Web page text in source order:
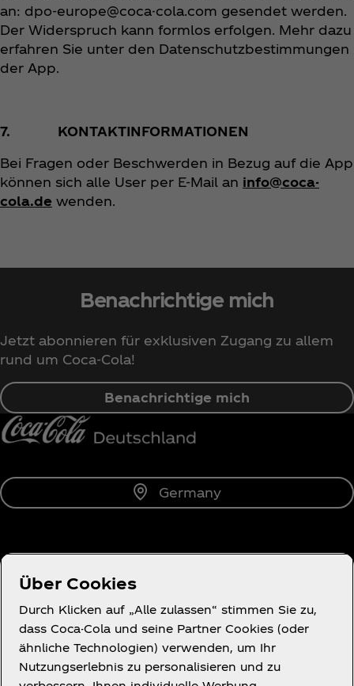
an: dpo-europe@coca-cola.com gesendet werden.
Der Widerspruch kann formlos erfolgen. Mehr dazu
erfahren Sie unter den Datenschutzbestimmungen
der App.
7. KONTAKTINFORMATIONEN
Bei Fragen oder Beschwerden in Bezug auf die App
können sich alle User per E-Mail an info@coca-
cola.de wenden.
Benachrichtige mich
Jetzt abonnieren für exklusiven Zugang zu allem
rund um Coca‑Cola!
Benachrichtige mich
Germany
Über uns
Du brauchst Hilfe?
Über Cookies
Durch Klicken auf „Alle zulassen“ stimmen Sie zu,
dass Coca-Cola und seine Partner Cookies (oder
ähnliche Technologien) verwenden, um Ihr
Nutzungserlebnis zu personalisieren und zu